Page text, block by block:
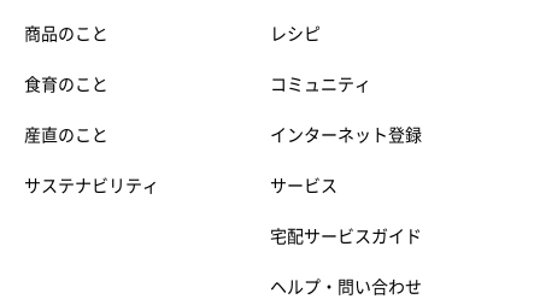
商品のこと
食育のこと
産直のこと
サステナビリティ
レシピ
コミュニティ
インターネット登録
サービス
宅配サービスガイド
ヘルプ・問い合わせ